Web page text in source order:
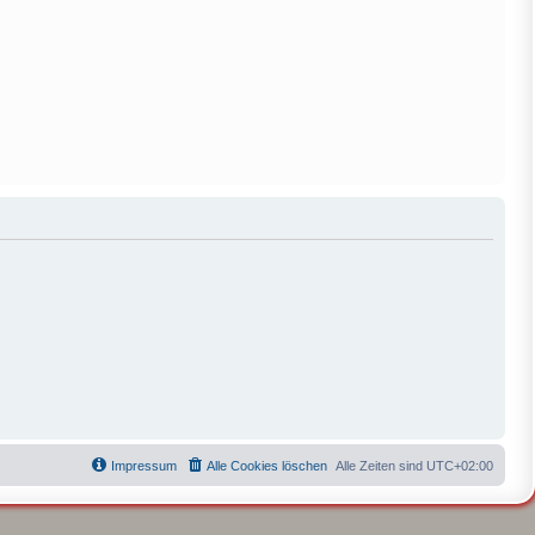
Alle Zeiten sind UTC+02:00
Alle Cookies löschen
Impressum